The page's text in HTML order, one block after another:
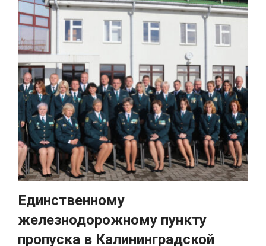
Единственному
железнодорожному пункту
пропуска в Калининградской